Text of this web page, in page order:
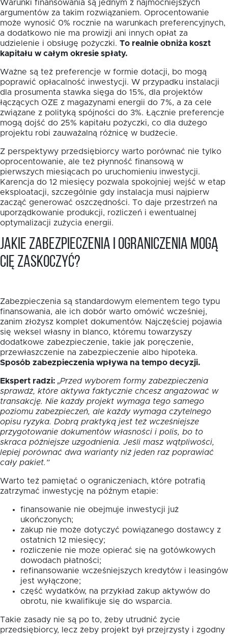
Warunki finansowania są jednym z najmocniejszych
argumentów za takim rozwiązaniem. Oprocentowanie
może wynosić 0% rocznie na warunkach preferencyjnych,
a dodatkowo nie ma prowizji ani innych opłat za
udzielenie i obsługę pożyczki. To realnie obniża koszt
kapitału w całym okresie spłaty.
Ważne są też preferencje w formie dotacji, bo mogą
poprawić opłacalność inwestycji. W przypadku instalacji
dla prosumenta stawka sięga do 15%, dla projektów
łączących OZE z magazynami energii do 7%, a za cele
związane z polityką spójności do 3%. Łącznie preferencje
mogą dojść do 25% kapitału pożyczki, co dla dużego
projektu robi zauważalną różnicę w budżecie.
Z perspektywy przedsiębiorcy warto porównać nie tylko
oprocentowanie, ale też płynność finansową w
pierwszych miesiącach po uruchomieniu inwestycji.
Karencja do 12 miesięcy pozwala spokojniej wejść w etap
eksploatacji, szczególnie gdy instalacja musi najpierw
zacząć generować oszczędności. To daje przestrzeń na
uporządkowanie produkcji, rozliczeń i ewentualnej
optymalizacji zużycia energii.
Jakie zabezpieczenia i ograniczenia mogą
Cię zaskoczyć?
Zabezpieczenia są standardowym elementem tego typu
finansowania, ale ich dobór warto omówić wcześniej,
zanim złożysz komplet dokumentów. Najczęściej pojawia
się weksel własny in blanco, któremu towarzyszy
dodatkowe zabezpieczenie, takie jak poręczenie,
przewłaszczenie na zabezpieczenie albo hipoteka.
Sposób zabezpieczenia wpływa na tempo decyzji.
Ekspert radzi: „Przed wyborem formy zabezpieczenia
sprawdź, które aktywa faktycznie chcesz angażować w
transakcję. Nie każdy projekt wymaga tego samego
poziomu zabezpieczeń, ale każdy wymaga czytelnego
opisu ryzyka. Dobrą praktyką jest też wcześniejsze
przygotowanie dokumentów własności i polis, bo to
skraca późniejsze uzgodnienia. Jeśli masz wątpliwości,
lepiej porównać dwa warianty niż jeden raz poprawiać
cały pakiet.”
Warto też pamiętać o ograniczeniach, które potrafią
zatrzymać inwestycję na późnym etapie:
finansowanie nie obejmuje inwestycji już
ukończonych;
zakup nie może dotyczyć powiązanego dostawcy z
ostatnich 12 miesięcy;
rozliczenie nie może opierać się na gotówkowych
dowodach płatności;
refinansowanie wcześniejszych kredytów i leasingów
jest wyłączone;
część wydatków, na przykład zakup aktywów do
obrotu, nie kwalifikuje się do wsparcia.
Takie zasady nie są po to, żeby utrudnić życie
przedsiębiorcy, lecz żeby projekt był przejrzysty i zgodny